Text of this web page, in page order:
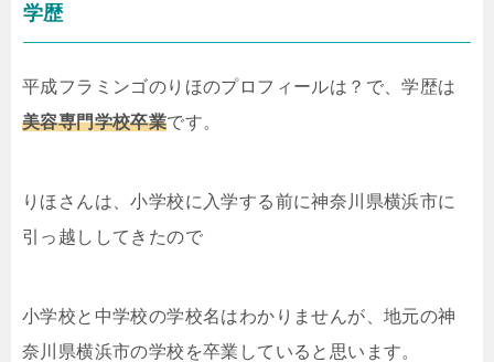
学歴
平成フラミンゴのりほのプロフィールは？で、学歴は
美容専門学校卒業です。
りほさんは、小学校に入学する前に神奈川県横浜市に
引っ越ししてきたので
小学校と中学校の学校名はわかりませんが、地元の神
奈川県横浜市の学校を卒業していると思います。